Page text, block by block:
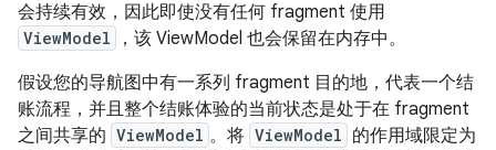
会持续有效，因此即使没有任何 fragment 使用
ViewModel
，该 ViewModel 也会保留在内存中。
假设您的导航图中有一系列 fragment 目的地，代表一个结
账流程，并且整个结账体验的当前状态是处于在 fragment
之间共享的 ViewModel 。将 ViewModel 的作用域限定为